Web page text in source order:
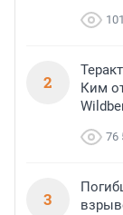
2
Ким
76
3